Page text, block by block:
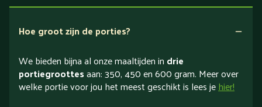
Hoe groot zijn de porties?
We bieden bijna al onze maaltijden in drie
portiegroottesaan: 350, 450 en 600 gram. Meer over
welke portie voor jou het meest geschikt is lees jehier!